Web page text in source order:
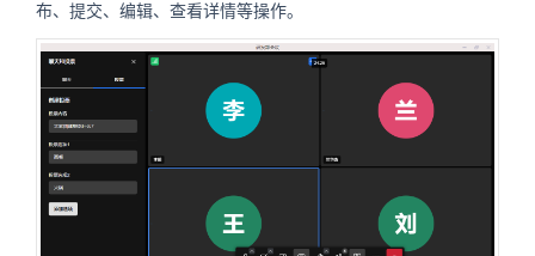
布、提交、编辑、查看详情等操作。